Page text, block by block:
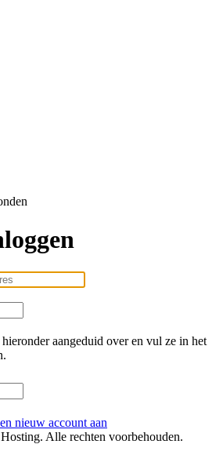
aangeduid over en vul ze in het
nieuw account aan
Alle rechten voorbehouden.